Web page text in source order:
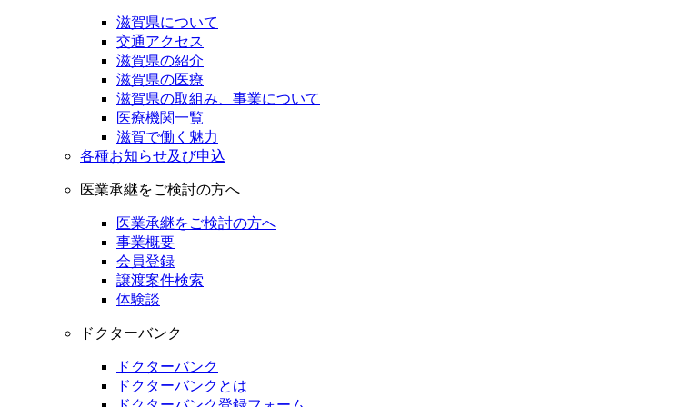
滋賀県について
交通アクセス
滋賀県の紹介
滋賀県の医療
滋賀県の取組み、事業について
医療機関一覧
滋賀で働く魅力
各種お知らせ及び申込
医業承継をご検討の方へ
医業承継をご検討の方へ
事業概要
会員登録
譲渡案件検索
体験談
ドクターバンク
ドクターバンク
ドクターバンクとは